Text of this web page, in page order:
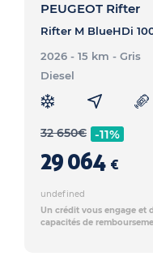
PEUGEOT Rifter
2026 - 15 km - Gris
Diesel
32 650€ -11%
29 064 €
undefined
Un crédit vous engage et
capacités de